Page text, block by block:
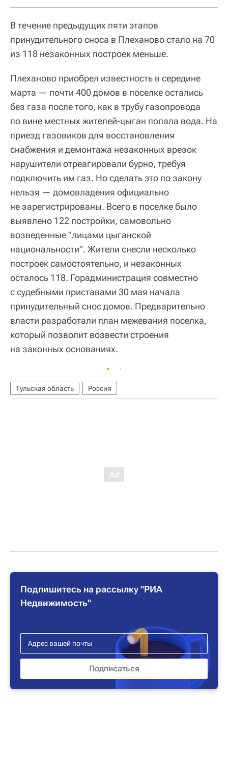
В течение предыдущих пяти этапов
принудительного сноса в Плеханово стало на 70
из 118 незаконных построек меньше.
Плеханово приобрел известность в середине
марта — почти 400 домов в поселке остались
без газа после того, как в трубу газопровода
по вине местных жителей-цыган попала вода. На
приезд газовиков для восстановления
снабжения и демонтажа незаконных врезок
нарушители отреагировали бурно, требуя
подключить им газ. Но сделать это по закону
нельзя — домовладения официально
не зарегистрированы. Всего в поселке было
выявлено 122 постройки, самовольно
возведенные "лицами цыганской
национальности". Жители снесли несколько
построек самостоятельно, и незаконных
осталось 118. Горадминистрация совместно
с судебными приставами 30 мая начала
принудительный снос домов. Предварительно
власти разработали план межевания поселка,
который позволит возвести строения
на законных основаниях.
Тульская область Россия
Подпишитесь на рассылку "РИА
Недвижимость"